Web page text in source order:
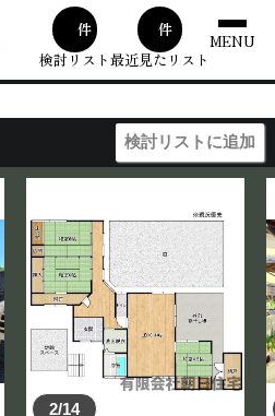
00件
検討リスト
件
最近見たリスト
MENU
検討リストに追加
2/14